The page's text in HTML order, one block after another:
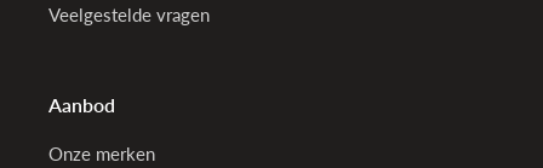
Veelgestelde vragen
Aanbod
Onze merken